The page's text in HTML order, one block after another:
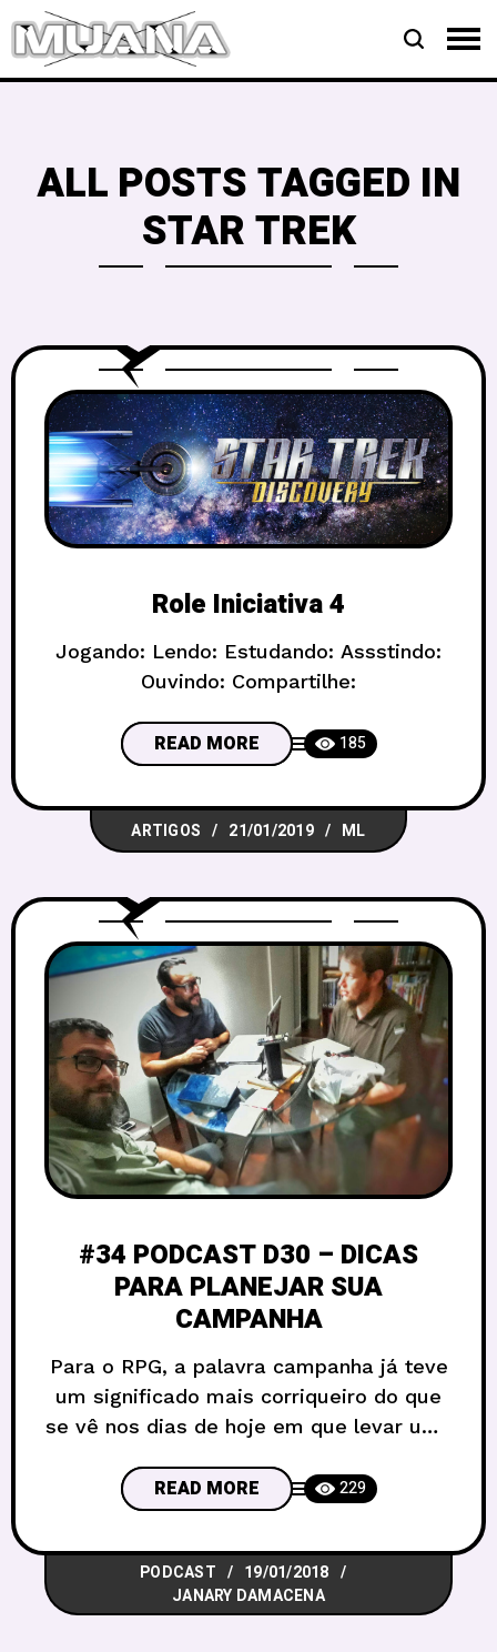
ALL POSTS TAGGED IN
STAR TREK
Role Iniciativa 4
Jogando: Lendo: Estudando: Assstindo:
Ouvindo: Compartilhe:
READ MORE 185
ARTIGOS 21/01/2019 ML
#34 PODCAST D30 – DICAS
PARA PLANEJAR SUA
CAMPANHA
Para o RPG, a palavra campanha já teve
um significado mais corriqueiro do que
se vê nos dias de hoje em que levar uma
com o mesmo grupo, é algo não tão
comum. Em tempos de imediatismo e
consumo rápido, onde aventuras de
apenas uma sessão ganham cada vez
READ MORE 229
PODCAST
19/01/2018
JANARY DAMACENA